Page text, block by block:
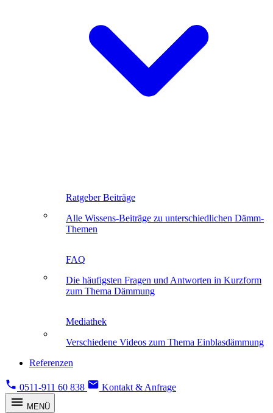
Ratgeber Beiträge
Alle Wissens-Beiträge zu unterschiedlichen Dämm-
Themen
FAQ
Die häufigsten Fragen und Antworten in Kurzform
zum Thema Dämmung
Mediathek
Verschiedene Videos zum Thema Einblasdämmung
Referenzen
0511-911 60 838 Kontakt & Anfrage
MENÜ